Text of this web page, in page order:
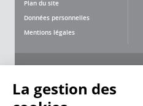
Plan du site
Données personnelles
Mentions légales
La gestion des